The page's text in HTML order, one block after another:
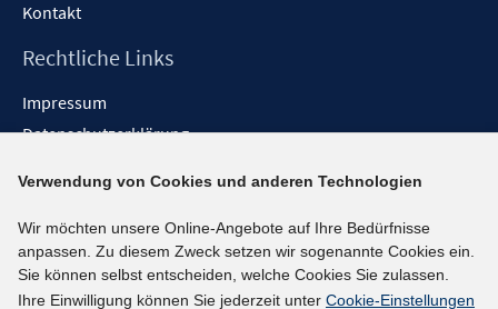
Kontakt
Rechtliche Links
Impressum
Datenschutzerklärung
Barrieren melden
Social-Media-Kanäle
BlueSky
Verwendung von Cookies und anderen Technologien
Wir möchten unsere Online-Angebote auf Ihre Bedürfnisse
anpassen. Zu diesem Zweck setzen wir sogenannte Cookies ein.
Sie können selbst entscheiden, welche Cookies Sie zulassen.
Ihre Einwilligung können Sie jederzeit unter Cookie-Einstellungen